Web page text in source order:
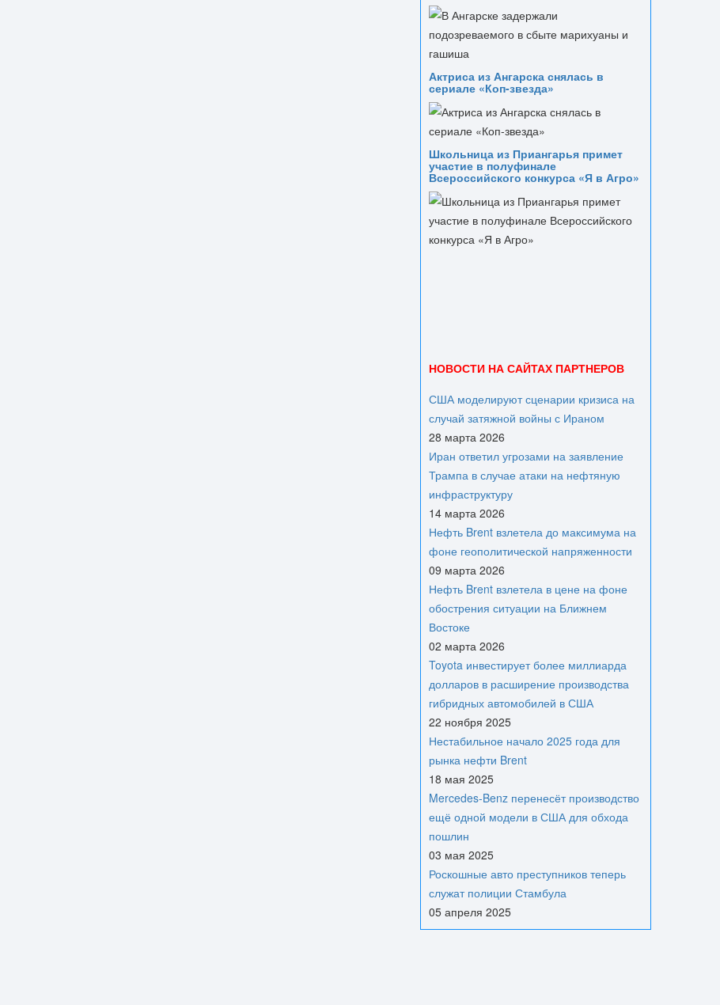
Актриса из Ангарска снялась в
сериале «Коп-звезда»
Школьница из Приангарья примет
участие в полуфинале
Всероссийского конкурса «Я в Агро»
НОВОСТИ НА САЙТАХ ПАРТНЕРОВ
США моделируют сценарии кризиса на
случай затяжной войны с Ираном
28 марта 2026
Иран ответил угрозами на заявление
Трампа в случае атаки на нефтяную
инфраструктуру
14 марта 2026
Нефть Brent взлетела до максимума на
фоне геополитической напряженности
09 марта 2026
Нефть Brent взлетела в цене на фоне
обострения ситуации на Ближнем
Востоке
02 марта 2026
Toyota инвестирует более миллиарда
долларов в расширение производства
гибридных автомобилей в США
22 ноября 2025
Нестабильное начало 2025 года для
рынка нефти Brent
18 мая 2025
Mercedes-Benz перенесёт производство
ещё одной модели в США для обхода
пошлин
03 мая 2025
Роскошные авто преступников теперь
служат полиции Стамбула
05 апреля 2025